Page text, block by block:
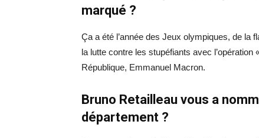
marqué ?
Ça a été l’année des Jeux olympiques, de la
la lutte contre les stupéfiants avec
République, Emmanuel Macron.
Bruno Retailleau vous a
département ?